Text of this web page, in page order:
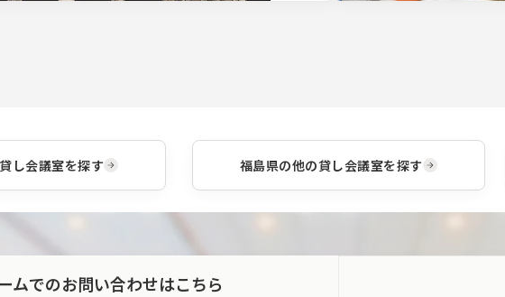
アウ
利用
し会議室を探す 福島県の他の貸し会議室を探す
ムでのお問い合わせはこちら